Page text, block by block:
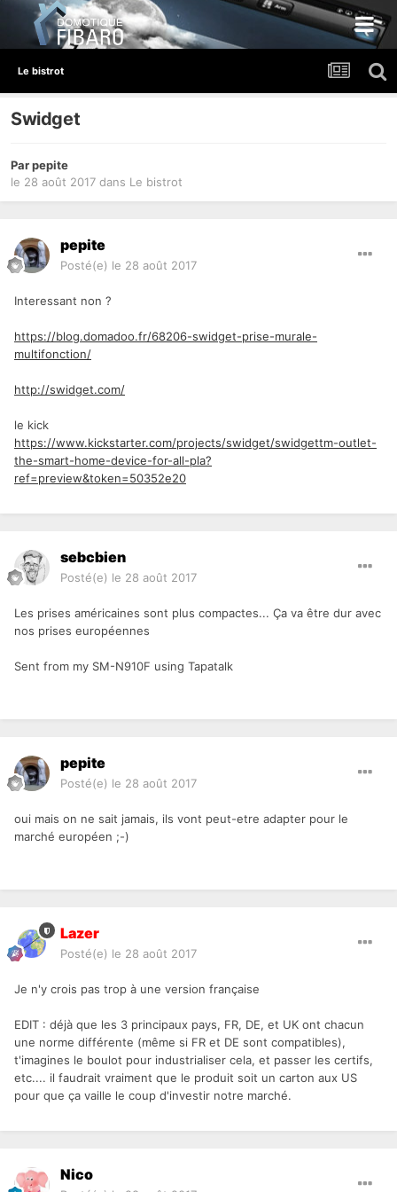
Le bistrot
Swidget
Parpepite
le 28 août 2017 dans Le bistrot
pepite
Posté(e) le 28 août 2017
Interessant non ?
https://blog.domadoo.fr/68206-swidget-prise-murale-
multifonction/
http://swidget.com/
le kick
https://www.kickstarter.com/projects/swidget/swidgettm-outlet-
the-smart-home-device-for-all-pla?
ref=preview&token=50352e20
sebcbien
Posté(e) le 28 août 2017
Les prises américaines sont plus compactes... Ça va être dur avec
nos prises européennes
Sent from my SM-N910F using Tapatalk
pepite
Posté(e) le 28 août 2017
oui mais on ne sait jamais, ils vont peut-etre adapter pour le
marché européen ;-)
Lazer
Posté(e) le 28 août 2017
Je n'y crois pas trop à une version française
EDIT : déjà que les 3 principaux pays, FR, DE, et UK ont chacun
une norme différente (même si FR et DE sont compatibles),
t'imagines le boulot pour industrialiser cela, et passer les certifs,
etc.... il faudrait vraiment que le produit soit un carton aux US
pour que ça vaille le coup d'investir notre marché.
Nico